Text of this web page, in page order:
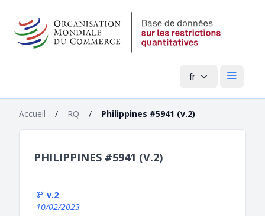
fr Menu
Accueil / RQ / Philippines #5941 (v.2)
PHILIPPINES #5941 (V.2)
v.2
10/02/2023